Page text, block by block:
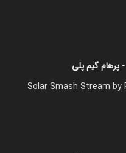
پرهام گیم پلی
Solar Smash Stream by